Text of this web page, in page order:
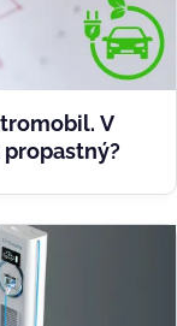
V
propastný?